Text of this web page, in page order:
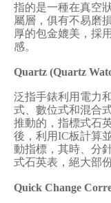
指的是一種在真空
屬層，俱有不易磨
厚的包金媲美，採
感。
Quartz (Quartz
泛指手錶利用電力
式、數位式和混合
推動的，指標式石
後，利用IC板計算
動指標，其時、分
式石英表，絕大部
Quick Change